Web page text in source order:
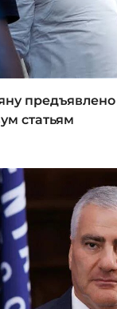
статьям